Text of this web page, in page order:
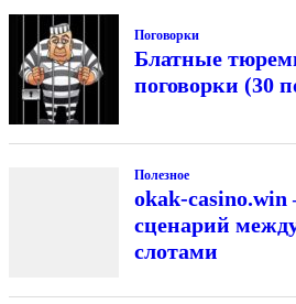
Поговорки
Блатные
поговорки (30
Полезное
okak-
сценарий
слотами